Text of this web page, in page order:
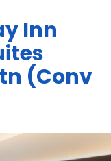
Inn
(Conv